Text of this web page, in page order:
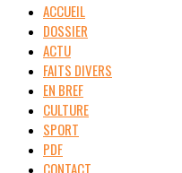
ACCUEIL
DOSSIER
ACTU
FAITS DIVERS
EN BREF
CULTURE
SPORT
PDF
CONTACT